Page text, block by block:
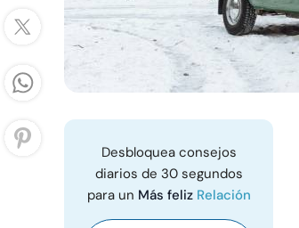
Desbloquea consejos
diarios de 30 segundos
para un Más feliz Relación